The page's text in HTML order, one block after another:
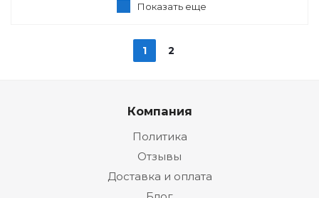
Показать еще
1 2
Компания
Политика
Отзывы
Доставка и оплата